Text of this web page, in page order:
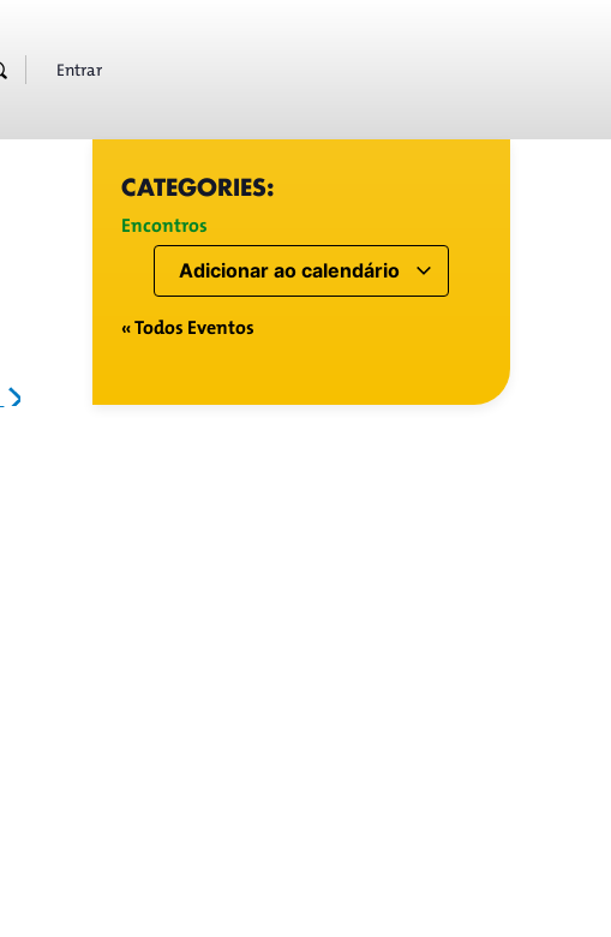
Entrar
CATEGORIES:
Encontros
Adicionar ao calendário
« Todos Eventos